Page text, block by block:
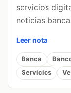
servicios
noticias
Leer nota
Banca
Servicios